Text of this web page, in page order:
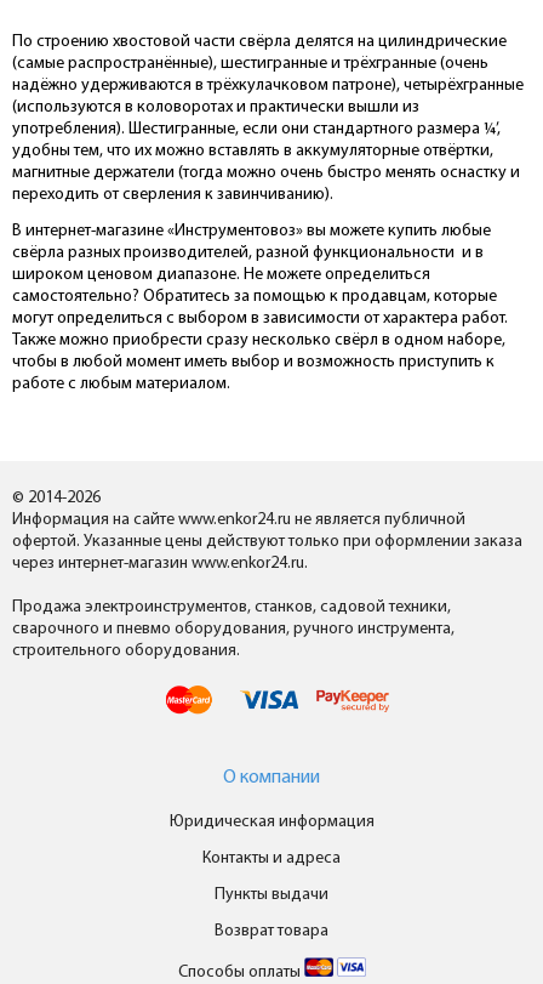
По строению хвостовой части свёрла делятся на цилиндрические
(самые распространённые), шестигранные и трёхгранные (очень
надёжно удерживаются в трёхкулачковом патроне), четырёхгранные
(используются в коловоротах и практически вышли из
употребления). Шестигранные, если они стандартного размера ¼’,
удобны тем, что их можно вставлять в аккумуляторные отвёртки,
магнитные держатели (тогда можно очень быстро менять оснастку и
переходить от сверления к завинчиванию).
В интернет-магазине «Инструментовоз» вы можете купить любые
свёрла разных производителей, разной функциональности и в
широком ценовом диапазоне. Не можете определиться
самостоятельно? Обратитесь за помощью к продавцам, которые
могут определиться с выбором в зависимости от характера работ.
Также можно приобрести сразу несколько свёрл в одном наборе,
чтобы в любой момент иметь выбор и возможность приступить к
работе с любым материалом.
© 2014-2026
Информация на сайте www.enkor24.ru не является публичной
офертой. Указанные цены действуют только при оформлении заказа
через интернет-магазин www.enkor24.ru.
Продажа электроинструментов, станков, садовой техники,
сварочного и пневмо оборудования, ручного инструмента,
строительного оборудования.
О компании
Юридическая информация
Контакты и адреса
Пункты выдачи
Возврат товара
Способы оплаты